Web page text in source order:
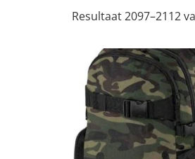
Resultaat 2097–2112